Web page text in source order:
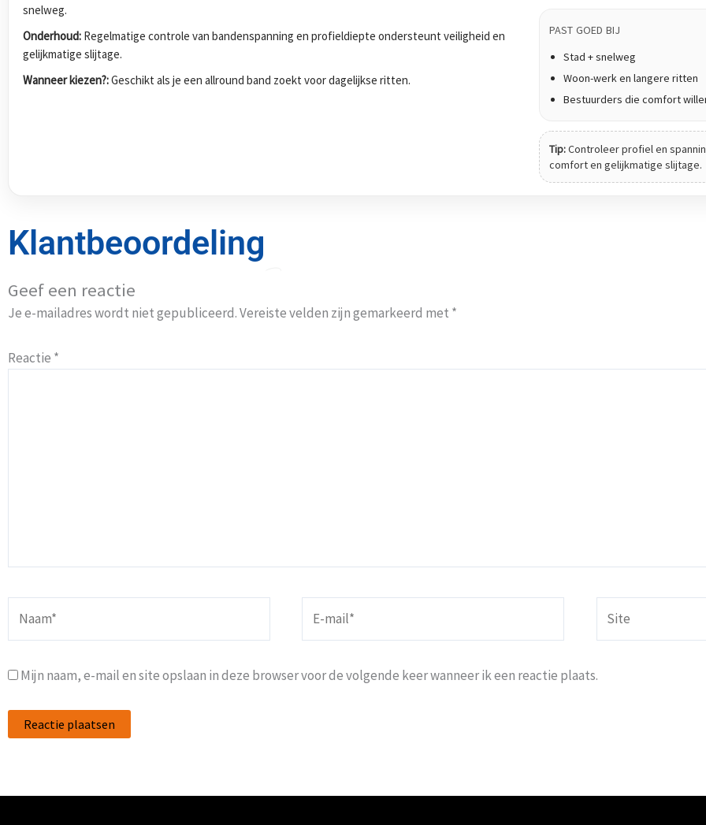
snelweg.
Onderhoud: Regelmatige controle van bandenspanning en profieldiepte ondersteunt veiligheid en
gelijkmatige slijtage.
Wanneer kiezen?:Geschikt als je een allround band zoekt voor dagelijkse ritten.
PAST GOED BIJ
Stad + snelweg
Woon-werk en langere ritten
Bestuurders die comfort
Tip:Controleer profiel en
comfort en gelijkmatige slijtage.
Klantbeoordeling
Geef een reactie
Je e-mailadres wordt niet gepubliceerd.Vereiste velden zijn gemarkeerd met *
Reactie *
mail*
Mijn naam, e-mail en site opslaan in deze browser voor de volgende keer wanneer ik een reactie plaats.